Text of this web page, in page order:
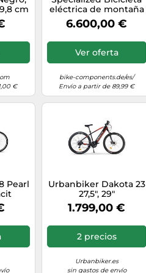
cm
€
eléctrica de montaña
Turbo Levo R Comp
Alloy azul XL
6.600,00 €
Ver oferta
bike-components.de/es/
Envío a partir de 89,99 €
Pearl
Urbanbiker Dakota 23
27,5", 29"
1.799,00 €
2 precios
Urbanbiker.es
sin gastos de envío